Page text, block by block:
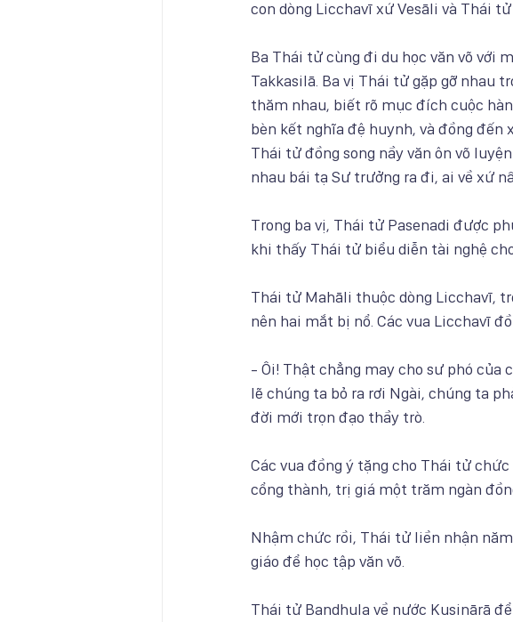
con dòng Licchavī xứ Vesāli và Thái
Ba Thái tử cùng đi du học văn võ với
Takkasilā. Ba vị Thái tử gặp gỡ nhau
thăm nhau, biết rõ mục đích cuộc
bèn kết nghĩa đệ huynh, và đồng đến
Thái tử đồng song nầy văn ôn võ
nhau bái tạ Sư trưởng ra đi, ai về xứ
Trong ba vị, Thái tử Pasenadi được
khi thấy Thái tử biểu diễn tài nghệ
Thái tử Mahāli thuộc dòng Licchavī,
nên hai mắt bị nổ. Các vua Licchavī
- Ôi! Thật chẳng may cho sư phó của
lẽ chúng ta bỏ ra rơi Ngài, chúng ta
đời mới trọn đạo thầy trò.
Các vua đồng ý tặng cho Thái tử
cổng thành, trị giá một trăm ngàn
Nhậm chức rồi, Thái tử liền nhận
giáo để học tập văn võ.
Thái tử Bandhula về nước Kusinārā